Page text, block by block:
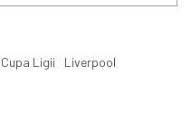
Cupa Ligii
Liverpool